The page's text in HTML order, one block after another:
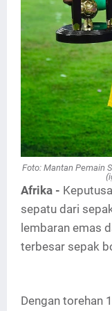
Foto: Mantan Pemain
Afrika -
sepatu dari
lembaran emas
terbesar sepak
Dengan torehan